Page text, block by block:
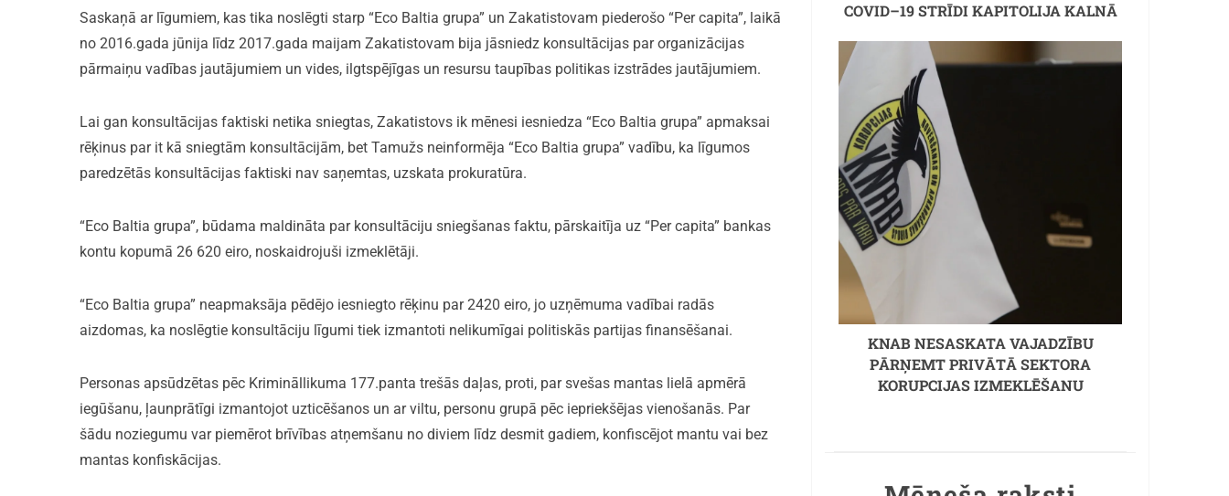
Saskaņā ar līgumiem, kas tika noslēgti starp “Eco Baltia grupa” un Zakatistovam piederošo “Per capita”, laikā
no 2016.gada jūnija līdz 2017.gada maijam Zakatistovam bija jāsniedz konsultācijas par organizācijas
pārmaiņu vadības jautājumiem un vides, ilgtspējīgas un resursu taupības politikas izstrādes jautājumiem.
Lai gan konsultācijas faktiski netika sniegtas, Zakatistovs ik mēnesi iesniedza “Eco Baltia grupa” apmaksai
rēķinus par it kā sniegtām konsultācijām, bet Tamužs neinformēja “Eco Baltia grupa” vadību, ka līgumos
paredzētās konsultācijas faktiski nav saņemtas, uzskata prokuratūra.
“Eco Baltia grupa”, būdama maldināta par konsultāciju sniegšanas faktu, pārskaitīja uz “Per capita” bankas
kontu kopumā 26 620 eiro, noskaidrojuši izmeklētāji.
“Eco Baltia grupa” neapmaksāja pēdējo iesniegto rēķinu par 2420 eiro, jo uzņēmuma vadībai radās
aizdomas, ka noslēgtie konsultāciju līgumi tiek izmantoti nelikumīgai politiskās partijas finansēšanai.
Personas apsūdzētas pēc Krimināllikuma 177.panta trešās daļas, proti, par svešas mantas lielā apmērā
iegūšanu, ļaunprātīgi izmantojot uzticēšanos un ar viltu, personu grupā pēc iepriekšējas vienošanās. Par
šādu noziegumu var piemērot brīvības atņemšanu no diviem līdz desmit gadiem, konfiscējot mantu vai bez
mantas konfiskācijas.
COVID–19 STRĪDI KAPITOLIJA KALNĀ
KNAB NESASKATA VAJADZĪBU
PĀRŅEMT PRIVĀTĀ SEKTORA
KORUPCIJAS IZMEKLĒŠANU